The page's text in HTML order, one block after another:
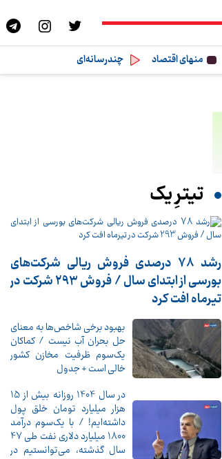
منهای اقتصاد
چندرسانه‌ای
تیترِ یک
رشد 78 درصدی فروش ریالی شرکت‌های
بورسی از ابتدای سال / فروش 293 شرکت در
تیرماه افت کرد
بهبود برخی شاخص‌ها به معنای
حل بحران آب نیست / کماکان
یک‌سوم ظرفیت مخازن کشور
خالی است + جدول
در سال 1404 روزانه بیش از 15
هزار میلیارد تومان خلق پول
داشته‌ایم! / با یک‌سوم درآمد
1800 میلیارد دلاری نفت طی 47
سال گذشته، می‌توانستیم در